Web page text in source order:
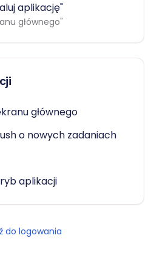
aplikację"
głównego"
głównego
o nowych zadaniach
aplikacji
do logowania